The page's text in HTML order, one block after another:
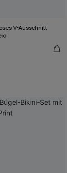
V-Ausschnitt